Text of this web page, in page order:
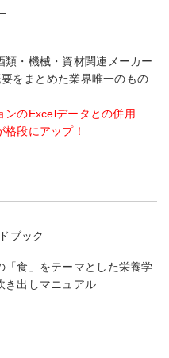
類・機械・資材関連メーカー
をまとめた業界唯一のもの
ンのExcelデータとの併用
格段にアップ！
ブック
「食」をテーマとした栄養学
き出しマニュアル